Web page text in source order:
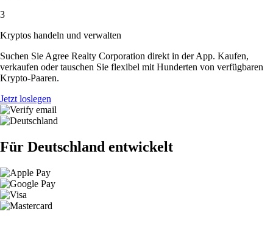
3
Kryptos handeln und verwalten
Suchen Sie Agree Realty Corporation direkt in der App. Kaufen,
verkaufen oder tauschen Sie flexibel mit Hunderten von verfügbaren
Krypto-Paaren.
Jetzt loslegen
Für Deutschland entwickelt